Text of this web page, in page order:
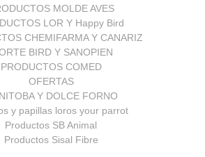
MOLDE AVES
LOR Y Happy Bird
CHEMIFARMA Y CANARIZ
BIRD Y SANOPIEN
PRODUCTOS COMED
OFERTAS
Y DOLCE FORNO
y papillas loros your parrot
Productos SB Animal
Productos Sisal Fibre